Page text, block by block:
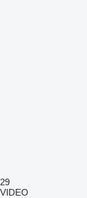
29
VIDEO